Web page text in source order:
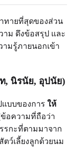
ทายที่สุดของส่วน
ม ดึงข้อสรุป และ
มรู้ภายนอกเข้า
, นิรนัย, อุปนัย)
แบบของการ ให้
อความที่ถือว่า
รกะที่ตามมาจาก
ว์เลี้ยงลูกด้วยนม